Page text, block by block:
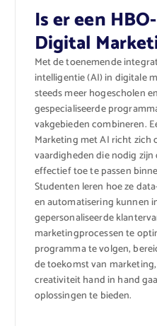
Is er een
Digital
Met de toenemende
intelligentie (AI) in digitale
steeds meer hogescholen
gespecialiseerde
vakgebieden combineren.
Marketing met AI richt zich
vaardigheden die nodig
effectief toe te passen
Studenten leren hoe ze
en automatisering kunnen
gepersonaliseerde
marketingprocessen te
programma te volgen,
de toekomst van
creativiteit hand in hand
oplossingen te bieden.